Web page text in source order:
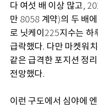
다 여섯 배 이상 많고,
만 8058 계약)의 두 배
로 닛케이 225지수는 하
급락했다. 다만 마켓워
같은 급격한 포지션 정
전망했다.
이런 구도에서 심야에